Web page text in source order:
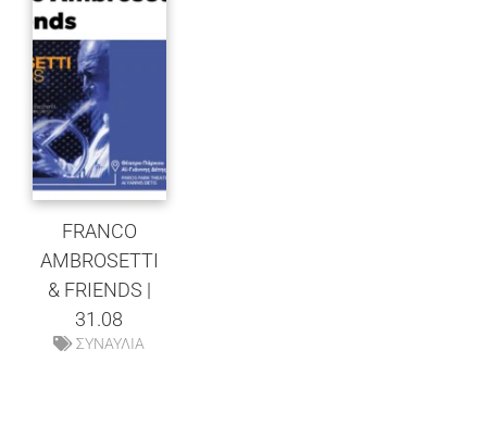
FRANCO
AMBROSETTI
& FRIENDS |
31.08
ΣΥΝΑΥΛΙΑ